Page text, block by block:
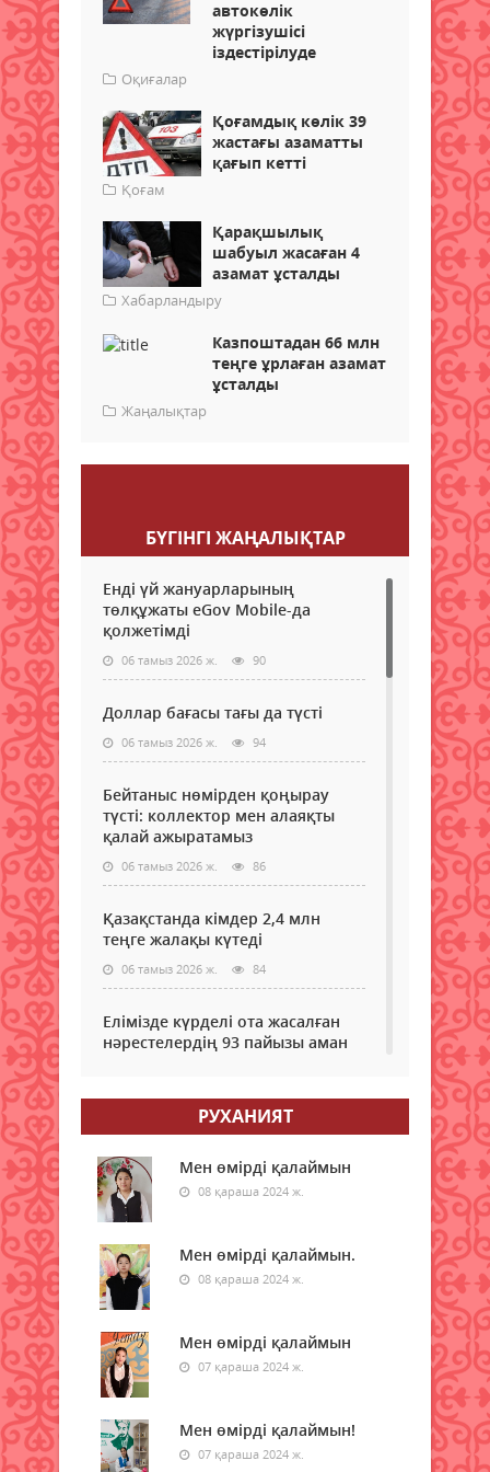
автокөлік
жүргізушісі
іздестірілуде
Оқиғалар
Қоғамдық көлік 39
жастағы азаматты
қағып кетті
Қоғам
Қарақшылық
шабуыл жасаған 4
азамат ұсталды
Хабарландыру
Казпоштадан 66 млн
теңге ұрлаған азамат
ұсталды
Жаңалықтар
БҮГІНГI ЖАҢАЛЫҚТАР
Енді үй жануарларының
төлқұжаты eGov Mobile-да
қолжетімді
06 тамыз 2026 ж. 90
Доллар бағасы тағы да түсті
06 тамыз 2026 ж. 94
Бейтаныс нөмірден қоңырау
түсті: коллектор мен алаяқты
қалай ажыратамыз
06 тамыз 2026 ж. 86
Қазақстанда кімдер 2,4 млн
теңге жалақы күтеді
06 тамыз 2026 ж. 84
Елімізде күрделі ота жасалған
нәрестелердің 93 пайызы аман
ЖОО-ға қабылдауда ескеріледі
06 тамыз 2026 ж. 83
Enbek.kz: Қазақстанда жұмыс
іздеушілер саны өсіп жатыр
06 тамыз 2026 ж.
Доллар үздік ондыққа "әрең"
ілінді: Әлемдегі ең қымбат
валюталар тізімі
06 тамыз 2026 ж. 101
РУХАНИЯТ
Мен өмірді қалаймын
08 қараша 2024 ж.
Мен өмірді қалаймын.
08 қараша 2024 ж.
Мен өмірді қалаймын
07 қараша 2024 ж.
Мен өмірді қалаймын!
07 қараша 2024 ж.